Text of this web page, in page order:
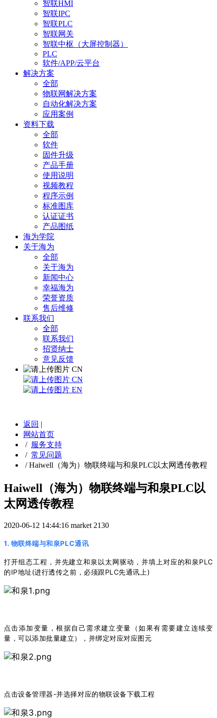
智联HMI
智联IPC
智联PLC
智联网关
智联中枢（大屏控制器）
PLC
软件/APP/云平台
解决方案
全部
物联网解决方案
自动化解决方案
应用案例
资料下载
全部
软件
固件升级
产品手册
使用说明
视频教程
程序示例
标准图库
认证证书
产品图纸
海为学院
关于海为
全部
关于海为
新闻中心
幸福海为
荣誉资质
售后维修
联系我们
全部
联系我们
招贤纳士
意见反馈
CN
CN
EN
返回 |
网站首页
/ 服务支持
/ 常见问题
/Haiwell（海为）物联终端与和泉PLC以太网透传教程
Haiwell（海为）物联终端与和泉PLC以
太网透传教程
2020-06-12 14:44:16 market 2130
1. 物联终端与和泉PLC通讯
打开组态工程，并先建立和泉以太网驱动，并填上对应的和泉PLC
的IP地址(进行透传之前，必须跟PLC先通讯上)
点击添加变量，根据自己需求建立变量（如果有需要建立连续变
量，可以添加批量建立），并绑定对应对应图元
点击设备管理器-并选择对应的物联设备下载工程